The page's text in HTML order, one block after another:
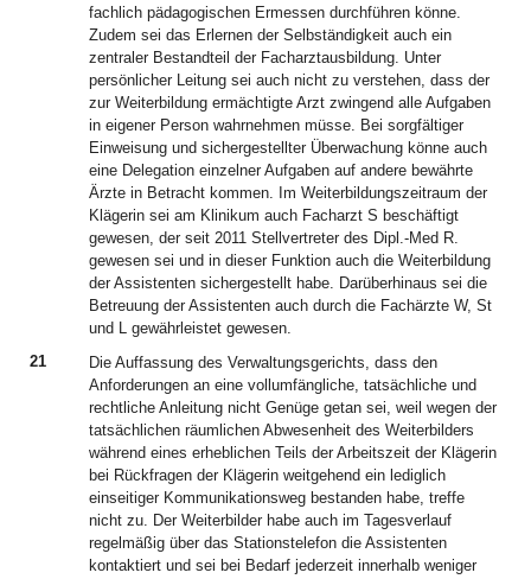
fachlich pädagogischen Ermessen durchführen könne.
Zudem sei das Erlernen der Selbständigkeit auch ein
zentraler Bestandteil der Facharztausbildung. Unter
persönlicher Leitung sei auch nicht zu verstehen, dass der
zur Weiterbildung ermächtigte Arzt zwingend alle Aufgaben
in eigener Person wahrnehmen müsse. Bei sorgfältiger
Einweisung und sichergestellter Überwachung könne auch
eine Delegation einzelner Aufgaben auf andere bewährte
Ärzte in Betracht kommen. Im Weiterbildungszeitraum der
Klägerin sei am Klinikum auch Facharzt S beschäftigt
gewesen, der seit 2011 Stellvertreter des Dipl.-Med R.
gewesen sei und in dieser Funktion auch die Weiterbildung
der Assistenten sichergestellt habe. Darüberhinaus sei die
Betreuung der Assistenten auch durch die Fachärzte W, St
und L gewährleistet gewesen.
21
Die Auffassung des Verwaltungsgerichts, dass den
Anforderungen an eine vollumfängliche, tatsächliche und
rechtliche Anleitung nicht Genüge getan sei, weil wegen der
tatsächlichen räumlichen Abwesenheit des Weiterbilders
während eines erheblichen Teils der Arbeitszeit der Klägerin
bei Rückfragen der Klägerin weitgehend ein lediglich
einseitiger Kommunikationsweg bestanden habe, treffe
nicht zu. Der Weiterbilder habe auch im Tagesverlauf
regelmäßig über das Stationstelefon die Assistenten
kontaktiert und sei bei Bedarf jederzeit innerhalb weniger